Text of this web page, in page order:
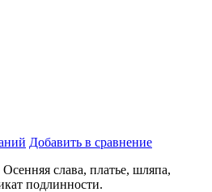
Добавить в сравнение
слава, платье, шляпа,
подлинности.